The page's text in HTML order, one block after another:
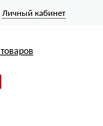
Личный кабинет
товаров